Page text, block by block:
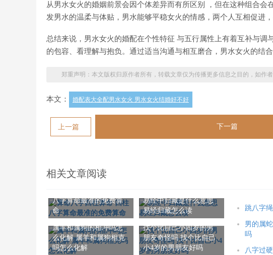
从男水女火的婚姻前景会因个体差异而有所区别 ，但在这种组合会
发男水的温柔与体贴，男水能够平稳女火的情感，两个人互相促进
总结来说，男水女火的婚配在个性特征 与五行属性上有着互补与调
的包容、看理解与抱负。通过适当沟通与相互磨合，男水女火的结
郑重声明：本文版权归原作者所有，转载文章仅为传播更多信息之目的，如作
本文： 婚配表大全配男水女火 男水女火结婚好不好
上一篇 下一篇
相关文章阅读
八字算命最准的免费算
命
易经中归藏是什么意思
易经归藏怎么读
属羊和属狗的相冲吗怎
么化解 属羊和属狗相克
吗怎么化解
找个比自己小四岁的男
朋友奇怪吗 找个比自己
小4岁的男朋友好吗
跳八字
男的属
吗
八字过